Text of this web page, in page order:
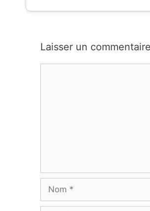
Laisser un commentaire